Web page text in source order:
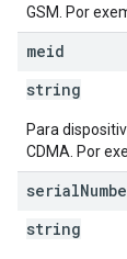
GSM. Por
meid
string
Para
CDMA. Por
serial
string